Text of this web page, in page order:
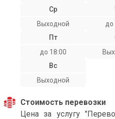
Ср
Выходной
до
Пт
до 18:00
Вс
Выходной
Стоимость перевозки
Цена за услугу